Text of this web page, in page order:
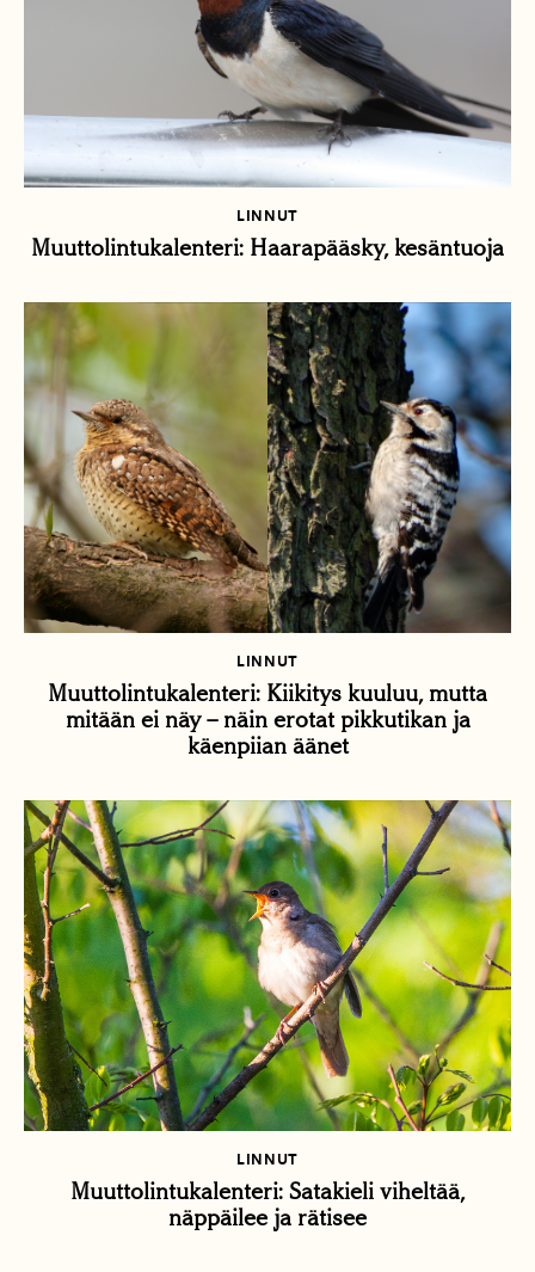
LINNUT
Muuttolintukalenteri: Haarapääsky, kesäntuoja
LINNUT
Muuttolintukalenteri: Kiikitys kuuluu, mutta
mitään ei näy – näin erotat pikkutikan ja
käenpiian äänet
LINNUT
Muuttolintukalenteri: Satakieli viheltää,
näppäilee ja rätisee